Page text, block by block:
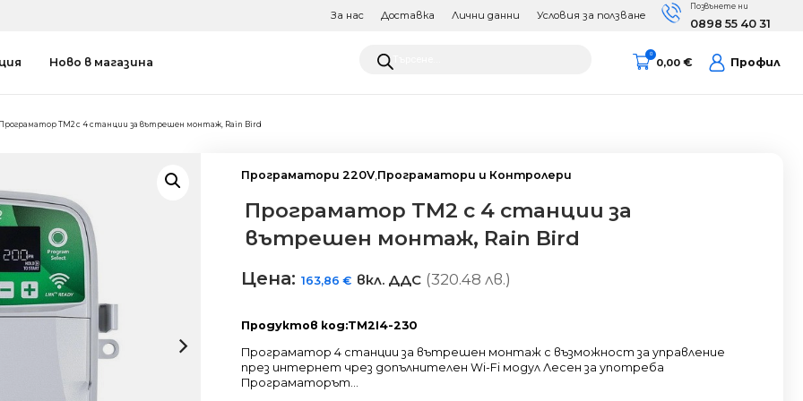
За нас Доставка Лични данни Условия за ползване
Позвънете ни
0898 55 40 31
Ново в магазина
Products
search
0,00€
0
Профил
Програматор TM2 с 4 станции за вътрешен монтаж, Rain Bird
Програматори 220V,Програматори и Контролери
Програматор TM2 с 4 станции за
вътрешен монтаж, Rain Bird
Цена: 163,86 € вкл. ДДС (320.48 лв.)
Продуктов код:TM2I4-230
Програматор 4 станции за вътрешен монтаж с възможност за управление
през интернет чрез допълнителен Wi-Fi модул Лесен за употреба
Програматорът...